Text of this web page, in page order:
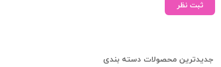
ثبت نظر
جدیدترین محصولات دسته بندی